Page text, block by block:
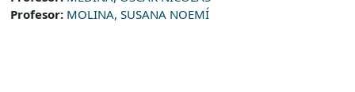
Profesor: MOLINA, SUSANA NOEMÍ